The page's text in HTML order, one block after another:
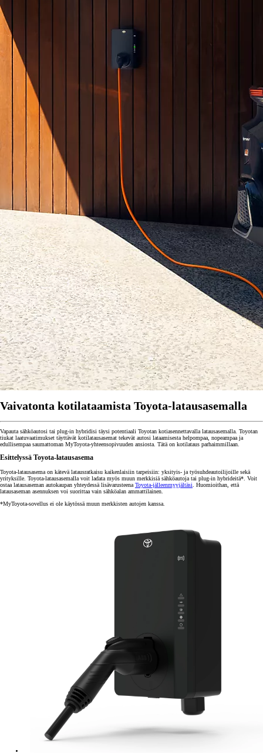
Vaivatonta kotilataamista Toyota-latausasemalla
Vapauta sähköautosi tai plug-in hybridisi täysi potentiaali Toyotan kotiasennettavalla latausasemalla. Toyotan
tiukat laatuvaatimukset täyttävät kotilatausasemat tekevät autosi lataamisesta helpompaa, nopeampaa ja
edullisempaa saumattoman MyToyota-yhteensopivuuden ansiosta. Tätä on kotilataus parhaimmillaan.
Esittelyssä Toyota-latausasema
Toyota-latausasema on kätevä latausratkaisu kaikenlaisiin tarpeisiin: yksityis- ja työsuhdeautoilijoille sekä
yrityksille. Toyota-latausasemalla voit ladata myös muun merkkisiä sähköautoja tai plug-in hybrideitä*. Voit
ostaa latausaseman autokaupan yhteydessä lisävarusteena Toyota-jälleenmyyjältäsi . Huomioithan, että
latausaseman asennuksen voi suorittaa vain sähköalan ammattilainen.
*MyToyota-sovellus ei ole käytössä muun merkkisten autojen kanssa.